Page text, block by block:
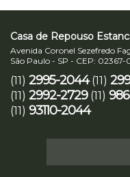
Casa de Repouso
Avenida Coronel Sezefredo
São Paulo - SP - CEP: 02367-
(11) 2995-2044 (11)
(11) 2992-2729 (11)
(11) 93110-2044